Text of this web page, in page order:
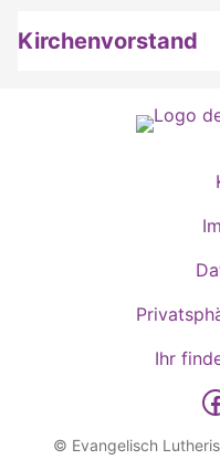
Kirchenvorstand
Ihr
© Evangelisch